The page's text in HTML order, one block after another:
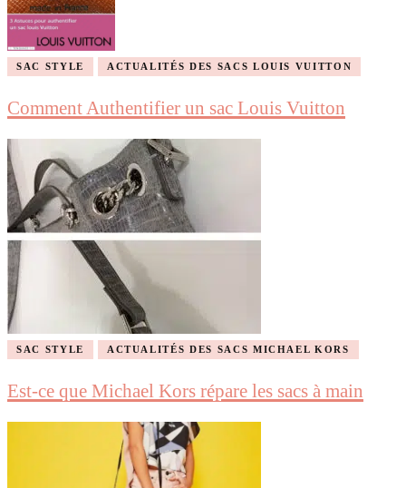
SAC STYLE ACTUALITÉS DES SACS LOUIS VUITTON
Comment Authentifier un sac Louis Vuitton
SAC STYLE ACTUALITÉS DES SACS MICHAEL KORS
Est-ce que Michael Kors répare les sacs à main